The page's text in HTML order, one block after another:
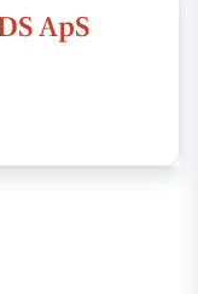
ApS